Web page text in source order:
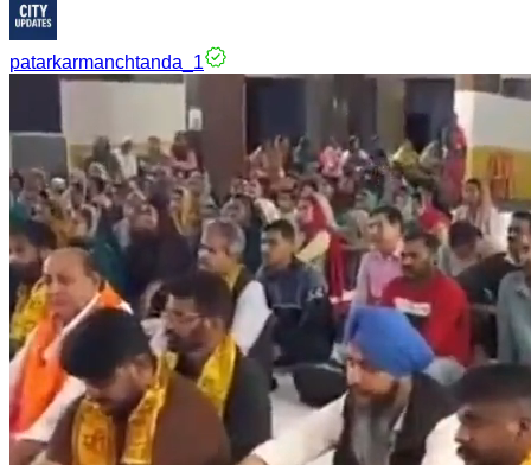
patarkarmanchtanda_1